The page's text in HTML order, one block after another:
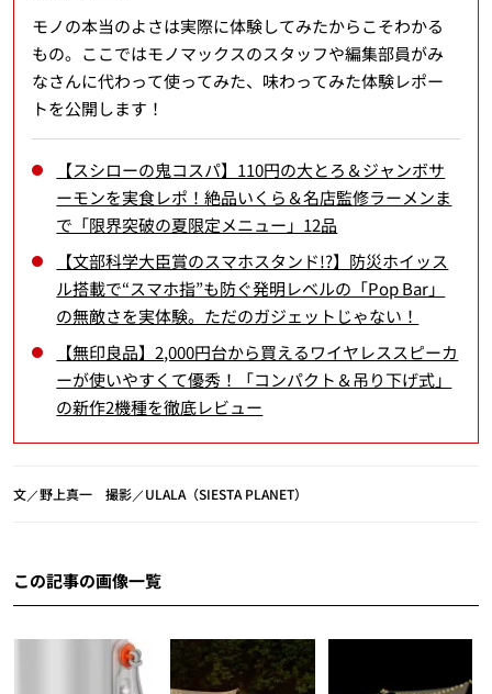
モノの本当のよさは実際に体験してみたからこそわかる
もの。ここではモノマックスのスタッフや編集部員がみ
なさんに代わって使ってみた、味わってみた体験レポー
トを公開します！
【スシローの鬼コスパ】110円の大とろ＆ジャンボサ
ーモンを実食レポ！絶品いくら＆名店監修ラーメンま
で「限界突破の夏限定メニュー」12品
【文部科学大臣賞のスマホスタンド!?】防災ホイッス
ル搭載で“スマホ指”も防ぐ発明レベルの「Pop Bar」
の無敵さを実体験。ただのガジェットじゃない！
【無印良品】2,000円台から買えるワイヤレススピーカ
ーが使いやすくて優秀！「コンパクト＆吊り下げ式」
の新作2機種を徹底レビュー
文／野上真一 撮影／ULALA（SIESTA PLANET）
この記事の画像一覧